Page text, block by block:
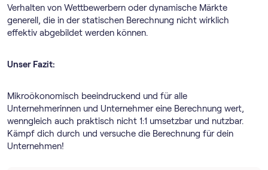
Verhalten von Wettbewerbern oder dynamische Märkte
generell, die in der statischen Berechnung nicht wirklich
effektiv abgebildet werden können.
Unser Fazit:
Mikroökonomisch beeindruckend und für alle
Unternehmerinnen und Unternehmer eine Berechnung wert,
wenngleich auch praktisch nicht 1:1 umsetzbar und nutzbar.
Kämpf dich durch und versuche die Berechnung für dein
Unternehmen!